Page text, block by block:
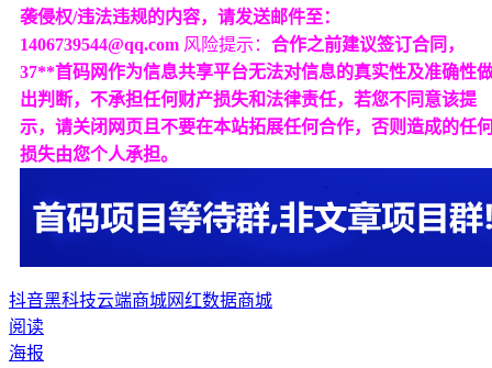
袭侵权/违法违规的内容，请发送邮件至：
1406739544@qq.com 风险提示： 合作之前建议签订合同，
37**首码网作为信息共享平台无法对信息的真实性及准确性
出判断，不承担任何财产损失和法律责任，若您不同意该提
示，请关闭网页且不要在本站拓展任何合作，否则造成的任
损失由您个人承担。
抖音黑科技云端商城网红数据商城
阅读
海报